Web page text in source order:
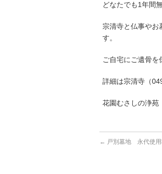
どなたでも1年間無
宗清寺と仏事やお
す。
ご自宅にご遺骨を
詳細は宗清寺（
花園むさしの浄苑
← 戸別墓地 永代使